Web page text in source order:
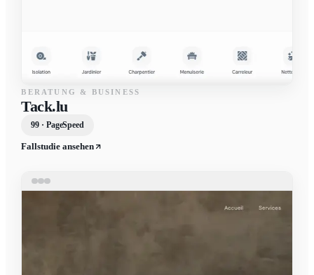
BERATUNG & BUSINESS
Tack.lu
99 · PageSpeed
Fallstudie ansehen